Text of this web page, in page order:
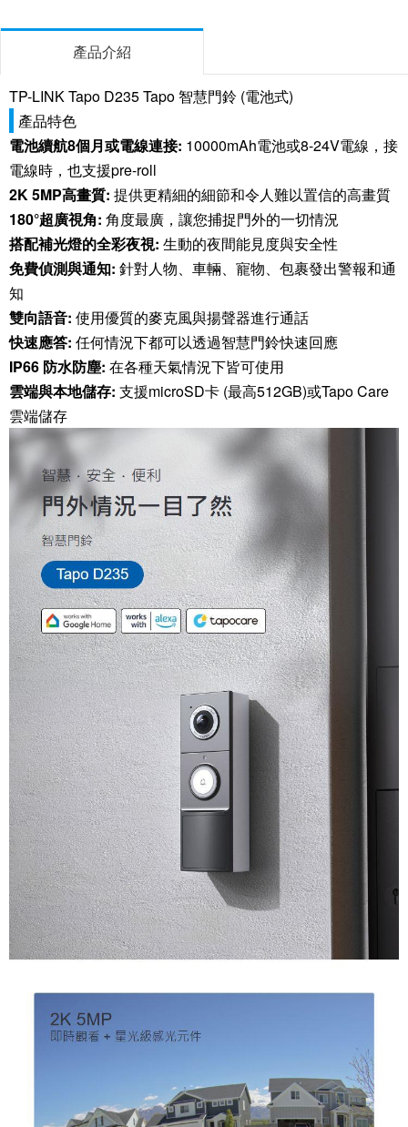
產品介紹
TP-LINK Tapo D235 Tapo 智慧門鈴 (電池式)
產品特色
電池續航8個月或電線連接: 10000mAh電池或8-24V電線，接
電線時，也支援pre-roll
2K 5MP高畫質: 提供更精細的細節和令人難以置信的高畫質
180°超廣視角: 角度最廣，讓您捕捉門外的一切情況
搭配補光燈的全彩夜視: 生動的夜間能見度與安全性
免費偵測與通知: 針對人物、車輛、寵物、包裹發出警報和通
知
雙向語音: 使用優質的麥克風與揚聲器進行通話
快速應答: 任何情況下都可以透過智慧門鈴快速回應
IP66 防水防塵: 在各種天氣情況下皆可使用
雲端與本地儲存: 支援microSD卡 (最高512GB)或Tapo Care
雲端儲存